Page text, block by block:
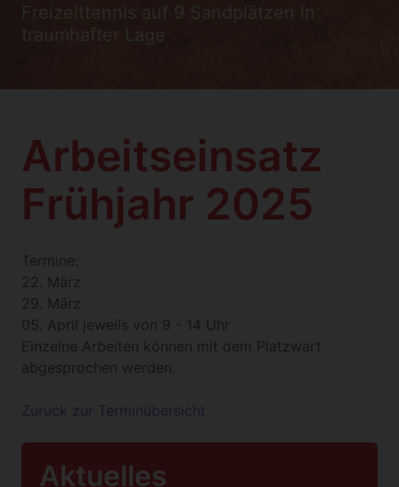
Freizeittennis auf 9 Sandplätzen in
traumhafter Lage
Arbeitseinsatz
Frühjahr 2025
Termine:
22. März
29. März
05. April jeweils von 9 - 14 Uhr
Einzelne Arbeiten können mit dem Platzwart
abgesprochen werden.
Zurück zur Terminübersicht
Aktuelles